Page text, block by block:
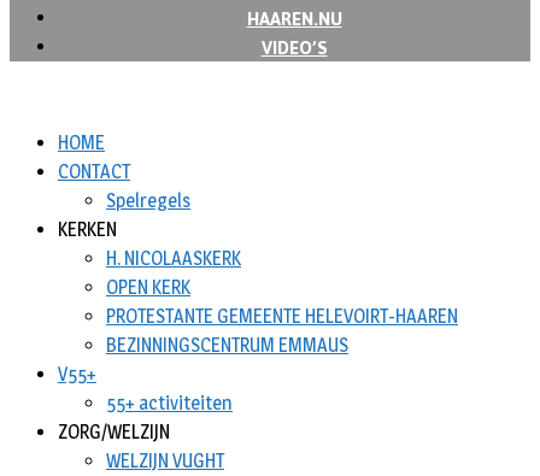
HAAREN.NU
VIDEO’S
HOME
CONTACT
Spelregels
KERKEN
H. NICOLAASKERK
OPEN KERK
PROTESTANTE GEMEENTE HELEVOIRT-HAAREN
BEZINNINGSCENTRUM EMMAUS
V55+
55+ activiteiten
ZORG/WELZIJN
WELZIJN VUGHT